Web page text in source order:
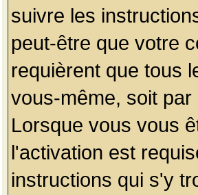
suivre les
peut-être que votre
requièrent que tous
vous-même, soit
Lorsque vous vous
l'activation est
instructions qui s'y